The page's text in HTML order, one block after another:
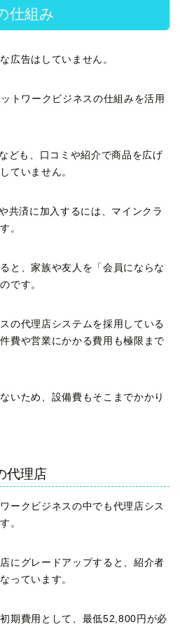
仕組み
広告はしていません。
トワークビジネスの仕組みを活用
ども、口コミや紹介で商品を広げ
ていません。
共済に加入するには、マインクラ
。
と、家族や友人を「会員にならな
です。
の代理店システムを採用している
費や営業にかかる費用も極限まで
いため、設備費もそこまでかかり
代理店
ークビジネスの中でも代理店シス
。
にグレードアップすると、紹介者
っています。
期費用として、最低52,800円が必